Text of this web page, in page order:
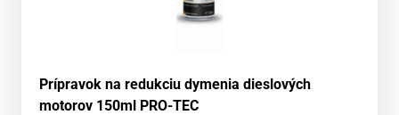
Prípravok na redukciu dymenia dieslových
motorov 150ml PRO-TEC